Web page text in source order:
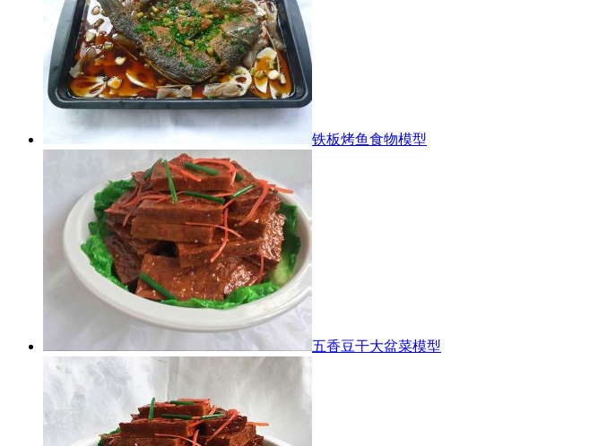
铁板烤鱼食物模型
五香豆干大盆菜模型